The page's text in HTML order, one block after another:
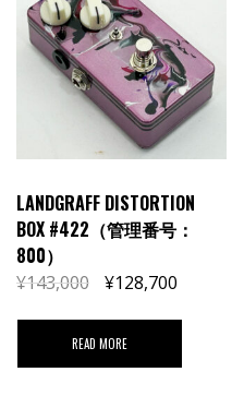
LANDGRAFF DISTORTION
BOX #422（管理番号：
800）
¥143,000 ¥128,700
READ MORE